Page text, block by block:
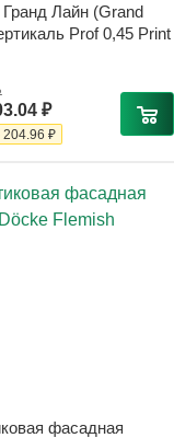
Гранд Лайн (Grand
Prof 0,45 Print
₽
204.96 ₽
фасадная